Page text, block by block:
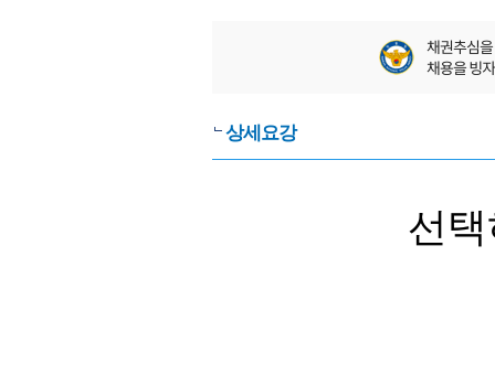
상세요강
선